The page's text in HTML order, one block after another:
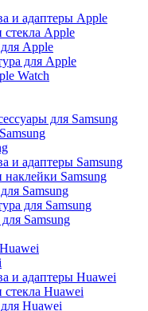
и адаптеры Apple
Apple
Apple
для Apple
Watch
для Samsung
и адаптеры Samsung
Samsung
Samsung
для Samsung
Samsung
и адаптеры Huawei
Huawei
Huawei